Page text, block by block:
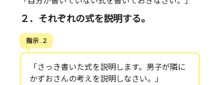
２．それぞれの式を説明する。
指示 . 2
「さっき書いた式を説明します。男子が隣に
かずおさんの考えを説明しなさい。」